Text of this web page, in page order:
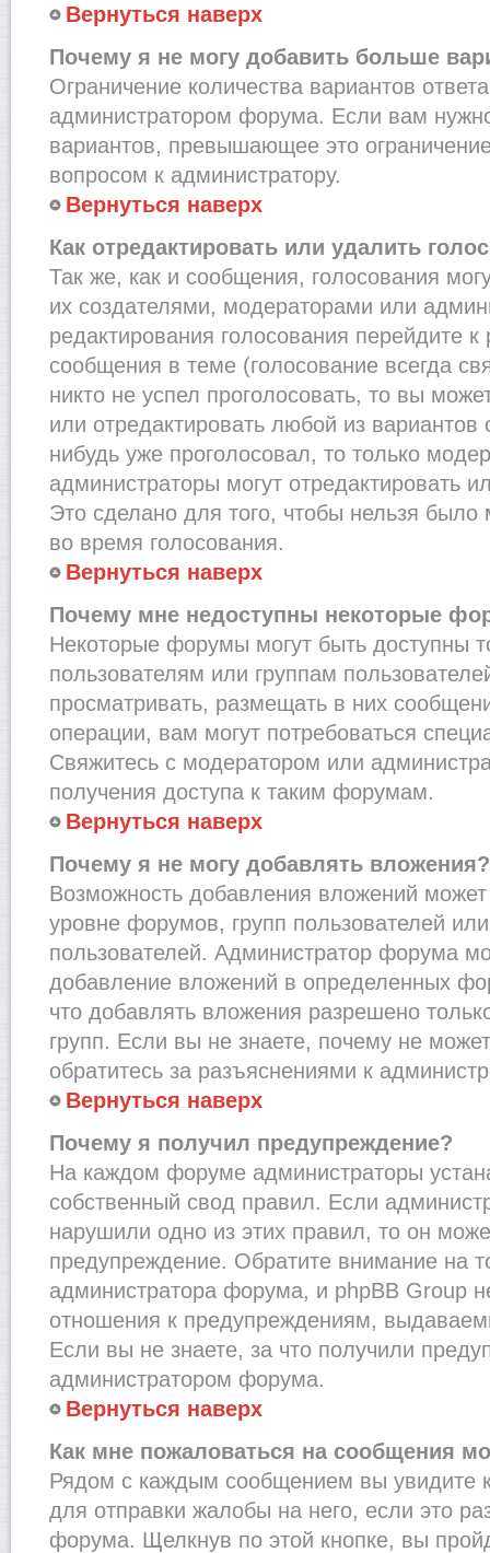
Вернуться наверх
Почему я не могу добавить больше
Ограничение количества вариантов
администратором форума. Если вам
вариантов, превышающее это
вопросом к администратору.
Вернуться наверх
Как отредактировать или удалить
Так же, как и сообщения, голосования
их создателями, модераторами или
редактирования голосования перейдите
сообщения в теме (голосование всегда
никто не успел проголосовать, то вы
или отредактировать любой из вариантов
нибудь уже проголосовал, то только
администраторы могут отредактировать
Это сделано для того, чтобы нельзя было
во время голосования.
Вернуться наверх
Почему мне недоступны некоторые
Некоторые форумы могут быть доступны
пользователям или группам
просматривать, размещать в них
операции, вам могут потребоваться
Свяжитесь с модератором или
получения доступа к таким форумам.
Вернуться наверх
Почему я не могу добавлять вложения?
Возможность добавления вложений может
уровне форумов, групп пользователей
пользователей. Администратор форума
добавление вложений в определенных
что добавлять вложения разрешено
групп. Если вы не знаете, почему не
обратитесь за разъяснениями к
Вернуться наверх
Почему я получил предупреждение?
На каждом форуме администраторы
собственный свод правил. Если
нарушили одно из этих правил, то он
предупреждение. Обратите внимание на
администратора форума, и phpBB Group
отношения к предупреждениям,
Если вы не знаете, за что получили
администратором форума.
Вернуться наверх
Как мне пожаловаться на сообщения
Рядом с каждым сообщением вы увидите
для отправки жалобы на него, если это
форума. Щелкнув по этой кнопке, вы